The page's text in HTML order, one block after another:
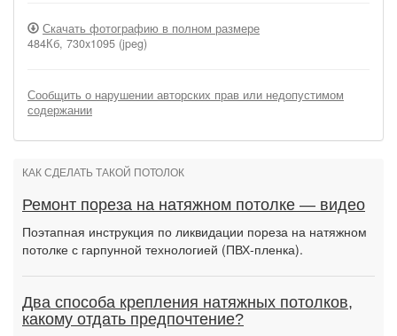
Скачать фотографию в полном размере
484Кб, 730x1095 (jpeg)
Сообщить о нарушении авторских прав или недопустимом
содержании
КАК СДЕЛАТЬ ТАКОЙ ПОТОЛОК
Ремонт пореза на натяжном потолке — видео
Поэтапная инструкция по ликвидации пореза на натяжном
потолке с гарпунной технологией (ПВХ-пленка).
Два способа крепления натяжных потолков,
какому отдать предпочтение?